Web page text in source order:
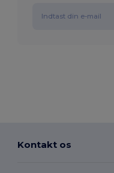
Kontakt os